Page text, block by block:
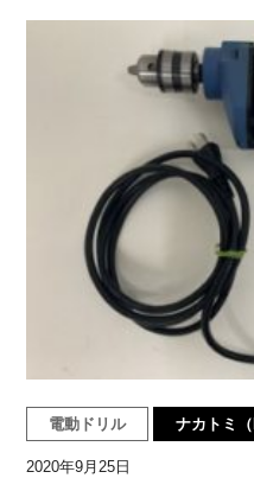
電動ドリル ナカトミ（
2020年9月25日